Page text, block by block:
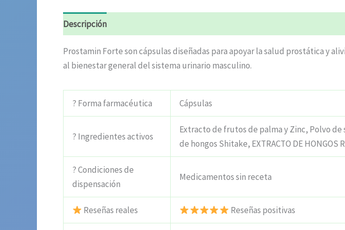
Descripción
Prostamin Forte son cápsulas diseñadas para apoyar la salud prostática y
al bienestar general del sistema urinario masculino.
? Forma farmacéutica Cápsulas
? Ingredientes activos
Extracto de frutos de palma y Zinc, Polvo
de hongos Shitake, EXTRACTO DE
? Condiciones de
dispensación
Medicamentos sin receta
Reseñas reales Reseñas positivas